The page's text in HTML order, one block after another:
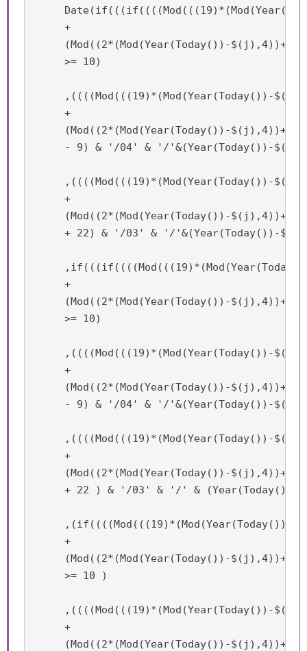
+
(Mod((2*(Mod(Year(Today())-
>= 10)
,((((Mod(((19)*(Mod(Year(Today())-
+
(Mod((2*(Mod(Year(Today())-
- 9) & '/04' & '/'&(Year(Today())-
,((((Mod(((19)*(Mod(Year(Today())-
+
(Mod((2*(Mod(Year(Today())-
+ 22) & '/03' & '/'&(Year(Today())-
+
(Mod((2*(Mod(Year(Today())-
>= 10)
,((((Mod(((19)*(Mod(Year(Today())-
+
(Mod((2*(Mod(Year(Today())-
- 9) & '/04' & '/'&(Year(Today())-
,((((Mod(((19)*(Mod(Year(Today())-
+
(Mod((2*(Mod(Year(Today())-
+ 22 ) & '/03' & '/' & (Year(Today())-
,(if((((Mod(((19)*(Mod(Year(Today())-
+
(Mod((2*(Mod(Year(Today())-
>= 10 )
,((((Mod(((19)*(Mod(Year(Today())-
+
(Mod((2*(Mod(Year(Today())-